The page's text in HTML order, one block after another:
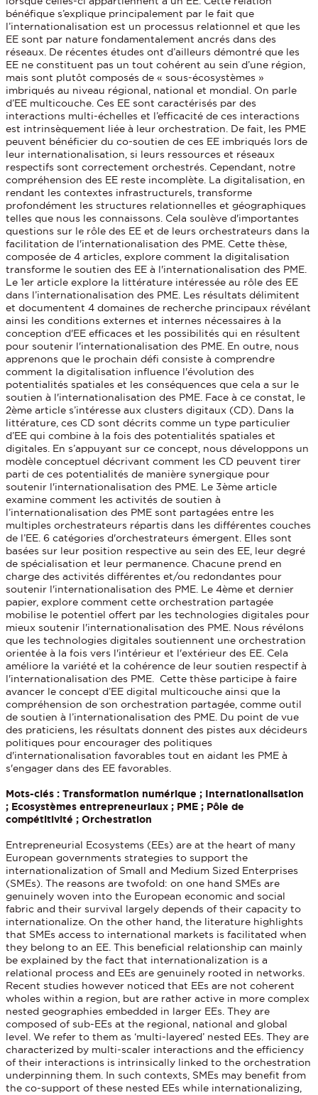
bénéfique s’explique principalement par le fait que
l’internationalisation est un processus relationnel et que les
EE sont par nature fondamentalement ancrés dans des
réseaux. De récentes études ont d’ailleurs démontré que les
EE ne constituent pas un tout cohérent au sein d’une région,
mais sont plutôt composés de « sous-écosystèmes »
imbriqués au niveau régional, national et mondial. On parle
d’EE multicouche. Ces EE sont caractérisés par des
interactions multi-échelles et l’efficacité de ces interactions
est intrinsèquement liée à leur orchestration. De fait, les PME
peuvent bénéficier du co-soutien de ces EE imbriqués lors de
leur internationalisation, si leurs ressources et réseaux
respectifs sont correctement orchestrés. Cependant, notre
compréhension des EE reste incomplète. La digitalisation, en
rendant les contextes infrastructurels, transforme
profondément les structures relationnelles et géographiques
telles que nous les connaissons. Cela soulève d'importantes
questions sur le rôle des EE et de leurs orchestrateurs dans la
facilitation de l'internationalisation des PME. Cette thèse,
composée de 4 articles, explore comment la digitalisation
transforme le soutien des EE à l'internationalisation des PME.
Le 1er article explore la littérature intéressée au rôle des EE
dans l’internationalisation des PME. Les résultats délimitent
et documentent 4 domaines de recherche principaux révélant
ainsi les conditions externes et internes nécessaires à la
conception d'EE efficaces et les possibilités qui en résultent
pour soutenir l'internationalisation des PME. En outre, nous
apprenons que le prochain défi consiste à comprendre
comment la digitalisation influence l'évolution des
potentialités spatiales et les conséquences que cela a sur le
soutien à l'internationalisation des PME. Face à ce constat, le
2ème article s’intéresse aux clusters digitaux (CD). Dans la
littérature, ces CD sont décrits comme un type particulier
d’EE qui combine à la fois des potentialités spatiales et
digitales. En s’appuyant sur ce concept, nous développons un
modèle conceptuel décrivant comment les CD peuvent tirer
parti de ces potentialités de manière synergique pour
soutenir l'internationalisation des PME. Le 3ème article
examine comment les activités de soutien à
l’internationalisation des PME sont partagées entre les
multiples orchestrateurs répartis dans les différentes couches
de l’EE. 6 catégories d'orchestrateurs émergent. Elles sont
basées sur leur position respective au sein des EE, leur degré
de spécialisation et leur permanence. Chacune prend en
charge des activités différentes et/ou redondantes pour
soutenir l'internationalisation des PME. Le 4ème et dernier
papier, explore comment cette orchestration partagée
mobilise le potentiel offert par les technologies digitales pour
mieux soutenir l'internationalisation des PME. Nous révélons
que les technologies digitales soutiennent une orchestration
orientée à la fois vers l'intérieur et l'extérieur des EE. Cela
améliore la variété et la cohérence de leur soutien respectif à
l'internationalisation des PME. Cette thèse participe à faire
avancer le concept d’EE digital multicouche ainsi que la
compréhension de son orchestration partagée, comme outil
de soutien à l’internationalisation des PME. Du point de vue
des praticiens, les résultats donnent des pistes aux décideurs
politiques pour encourager des politiques
d'internationalisation favorables tout en aidant les PME à
s'engager dans des EE favorables.
Mots-clés : Transformation numérique ; Internationalisation
; Ecosystèmes entrepreneuriaux ; PME ; Pôle de
compétitivité ; Orchestration
Entrepreneurial Ecosystems (EEs) are at the heart of many
European governments strategies to support the
internationalization of Small and Medium Sized Enterprises
(SMEs). The reasons are twofold: on one hand SMEs are
genuinely woven into the European economic and social
fabric and their survival largely depends of their capacity to
internationalize. On the other hand, the literature highlights
that SMEs access to international markets is facilitated when
they belong to an EE. This beneficial relationship can mainly
be explained by the fact that internationalization is a
relational process and EEs are genuinely rooted in networks.
Recent studies however noticed that EEs are not coherent
wholes within a region, but are rather active in more complex
nested geographies embedded in larger EEs. They are
composed of sub-EEs at the regional, national and global
level. We refer to them as ‘multi-layered’ nested EEs. They are
characterized by multi-scaler interactions and the efficiency
of their interactions is intrinsically linked to the orchestration
underpinning them. In such contexts, SMEs may benefit from
the co-support of these nested EEs while internationalizing,